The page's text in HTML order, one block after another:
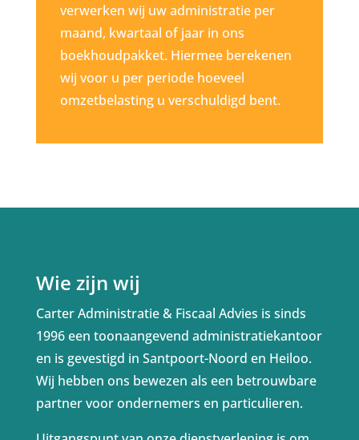
verwerken wij uw administratie per
maand, kwartaal of jaar in ons
boekhoudpakket. Hiermee berekenen
wij voor u per periode hoeveel
omzetbelasting u verschuldigd bent.
Wie zijn wij
Carter Administratie & Fiscaal Advies is sinds
1996 een toonaangevend administratiekantoor
en is gevestigd in Santpoort-Noord en Heiloo.
Wij hebben ons bewezen als een betrouwbare
partner voor ondernemers en particulieren.